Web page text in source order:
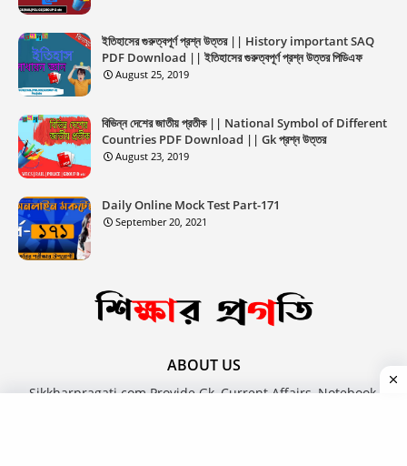
ইতিহাসের গুরুত্বপূর্ণ প্রশ্ন উত্তর || History important SAQ
PDF Download || ইতিহাসের গুরুত্বপূর্ণ প্রশ্ন উত্তর পিডিএফ
August 25, 2019
বিভিন্ন দেশের জাতীয় প্রতীক || National Symbol of Different
Countries PDF Download || Gk প্রশ্ন উত্তর
August 23, 2019
Daily Online Mock Test Part-171
September 20, 2021
ABOUT US
Sikkharpragati.com Provide Gk, Current Affairs, Notebook,